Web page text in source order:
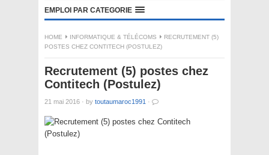
EMPLOI PAR CATEGORIE
HOME INFORMATIQUE & TÉLÉCOMS
RECRUTEMENT (5)
POSTES CHEZ CONTITECH (POSTULEZ)
Recrutement (5) postes chez
Contitech (Postulez)
21 mai 2016 · by toutaumaroc1991 ·